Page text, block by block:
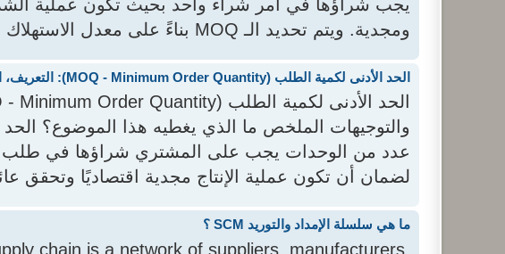
يجب شراؤها في أمر شراء واحد بحيث تكون عملية
ومجدية. ويتم تحديد الـ MOQ بناءً على معدل الاستهلاك الشهري، وتكلفة ا...
الحد الأدنى لكمية الطلب (MOQ - Minimum Order Quantity): التعريف، المعادلة، والتوجيهات
لضمان أن تكون عملية الإنتاج مجدية اقتصاديًا وتحقق
ما هي سلسلة الإمداد والتوريد SCM ؟
chain is a network of suppliers, manufacturers,